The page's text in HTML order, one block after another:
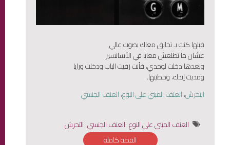
قبلها كنت بـ تخانق معاك بصوت عالي
عشان ما تطلعش معايا في الأسانسير
وبعدها دخلت لوحدي، فأنت زقيت الباب ودخلت ورايا
ومديت إيدك، وحطيتها.
التحرش،العنف المبني على النوع،العنف الجنسي
العنف المبني على النوع العنف الجنسي التحرش
القصة كاملة